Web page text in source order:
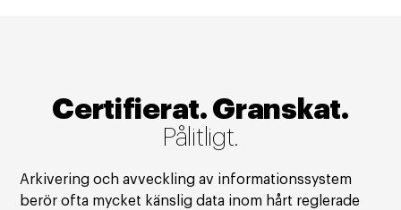
Certifierat. Granskat.
Pålitligt.
Arkivering och avveckling av informationssystem
berör ofta mycket känslig data inom hårt reglerade